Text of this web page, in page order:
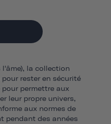
la collection
rester en sécurité
permettre aux
leur propre univers,
aux normes de
pendant des années